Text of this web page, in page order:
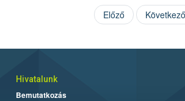
Előző Következő
Hivatalunk
Bemutatkozás